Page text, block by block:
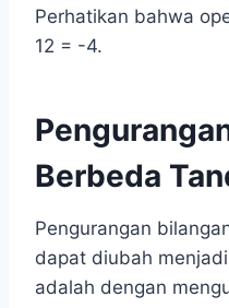
Perhatikan bahwa
12 = -4.
Berbeda
Pengurangan
dapat diubah
adalah dengan